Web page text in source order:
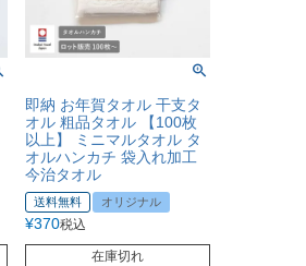
即納 お年賀タオル 干支タ
オル 粗品タオル 【100枚
以上】 ミニマルタオル タ
オルハンカチ 袋入れ加工
今治タオル
送料無料 オリジナル
¥370税込
在庫切れ